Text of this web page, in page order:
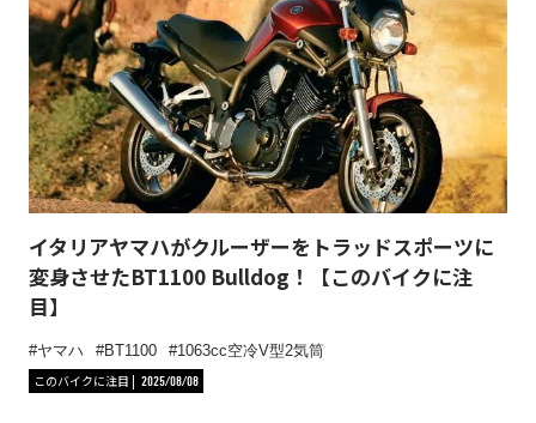
イタリアヤマハがクルーザーをトラッドスポーツに
変身させたBT1100 Bulldog！【このバイクに注
目】
ヤマハ BT1100
1063cc空冷V型2気筒
このバイクに注目
2025/08/08